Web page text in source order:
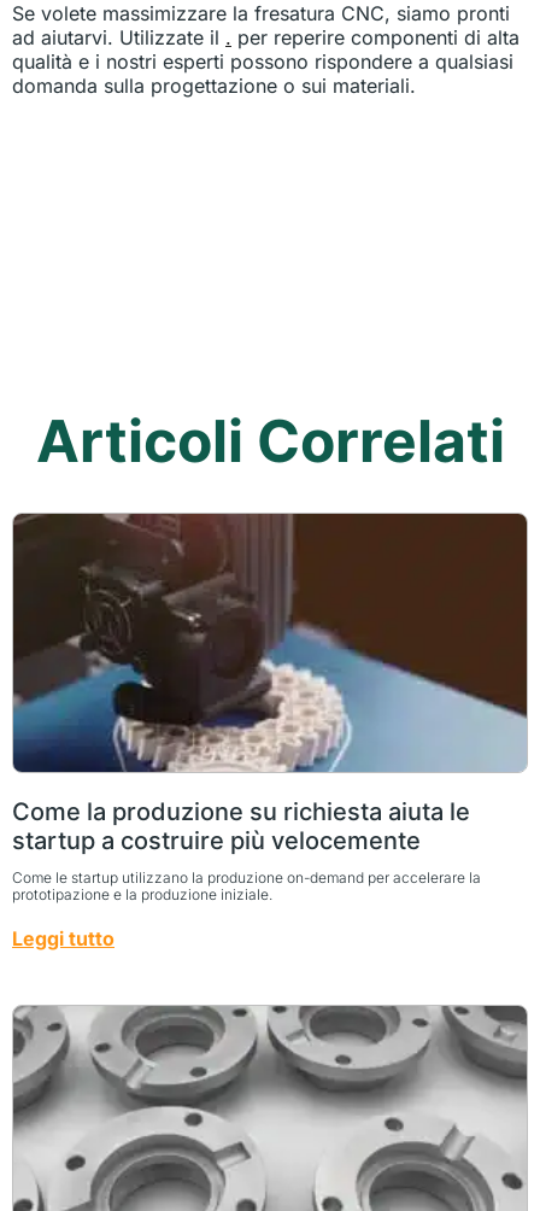
Se volete massimizzare la fresatura CNC, siamo pronti
ad aiutarvi. Utilizzate il . per reperire componenti di alta
qualità e i nostri esperti possono rispondere a qualsiasi
domanda sulla progettazione o sui materiali.
Articoli Correlati
Come la produzione su richiesta aiuta le
startup a costruire più velocemente
Come le startup utilizzano la produzione on-demand per accelerare la
prototipazione e la produzione iniziale.
Leggi tutto